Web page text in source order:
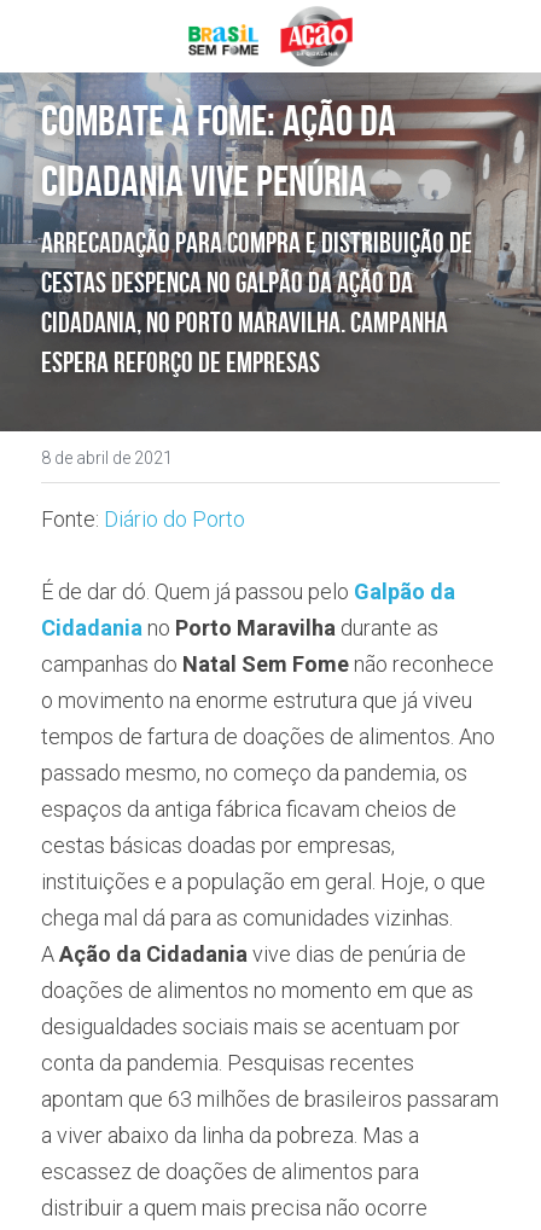
DOE AGORA
Combate à fome: Ação da
Cidadania vive penúria
Arrecadação para compra e distribuição de
cestas despenca no galpão da Ação da
Cidadania, no Porto Maravilha. Campanha
espera reforço de empresas
8 de abril de 2021
Fonte: Diário do Porto
É de dar dó. Quem já passou pelo Galpão da
Cidadania no Porto Maravilha durante as
campanhas do Natal Sem Fome não reconhece
o movimento na enorme estrutura que já viveu
tempos de fartura de doações de alimentos. Ano
passado mesmo, no começo da pandemia, os
espaços da antiga fábrica ficavam cheios de
cestas básicas doadas por empresas,
instituições e a população em geral. Hoje, o que
chega mal dá para as comunidades vizinhas.
A Ação da Cidadania vive dias de penúria de
doações de alimentos no momento em que as
desigualdades sociais mais se acentuam por
conta da pandemia. Pesquisas recentes
apontam que 63 milhões de brasileiros passaram
a viver abaixo da linha da pobreza. Mas a
escassez de doações de alimentos para
distribuir a quem mais precisa não ocorre